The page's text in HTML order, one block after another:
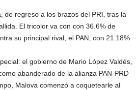
de regreso a los brazos del PRI, tras la
El tricolor va con con 36.6% de
su principal rival, el PAN, con 21.18%
el gobierno de Mario López Valdés,
abanderado de la alianza PAN-PRD
Malova comenzó a coquetearle al